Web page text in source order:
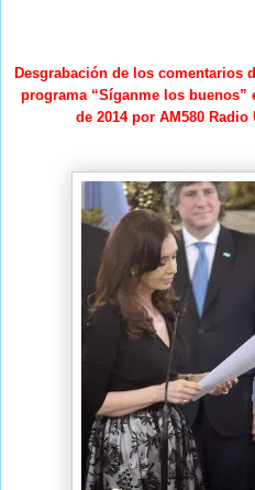
Desgrabación de los comentarios
programa “Síganme los
de 2014 por AM580